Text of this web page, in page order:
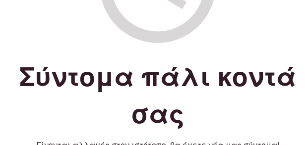
Σύντομα πάλι κοντά
σας